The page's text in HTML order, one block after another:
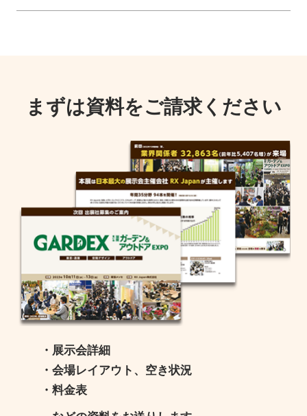
まずは資料をご請求ください
・展示会詳細
・会場レイアウト、空き状況
・料金表